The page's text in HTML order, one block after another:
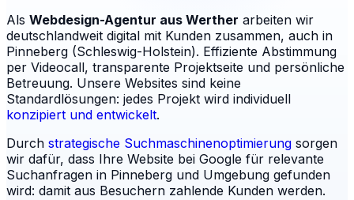
Als Webdesign-Agentur aus Werther arbeiten wir
deutschlandweit digital mit Kunden zusammen, auch in
Pinneberg (Schleswig-Holstein). Effiziente Abstimmung
per Videocall, transparente Projektseite und persönliche
Betreuung. Unsere Websites sind keine
Standardlösungen: jedes Projekt wird individuell
konzipiert und entwickelt.
Durch strategische Suchmaschinenoptimierung sorgen
wir dafür, dass Ihre Website bei Google für relevante
Suchanfragen in Pinneberg und Umgebung gefunden
wird: damit aus Besuchern zahlende Kunden werden.